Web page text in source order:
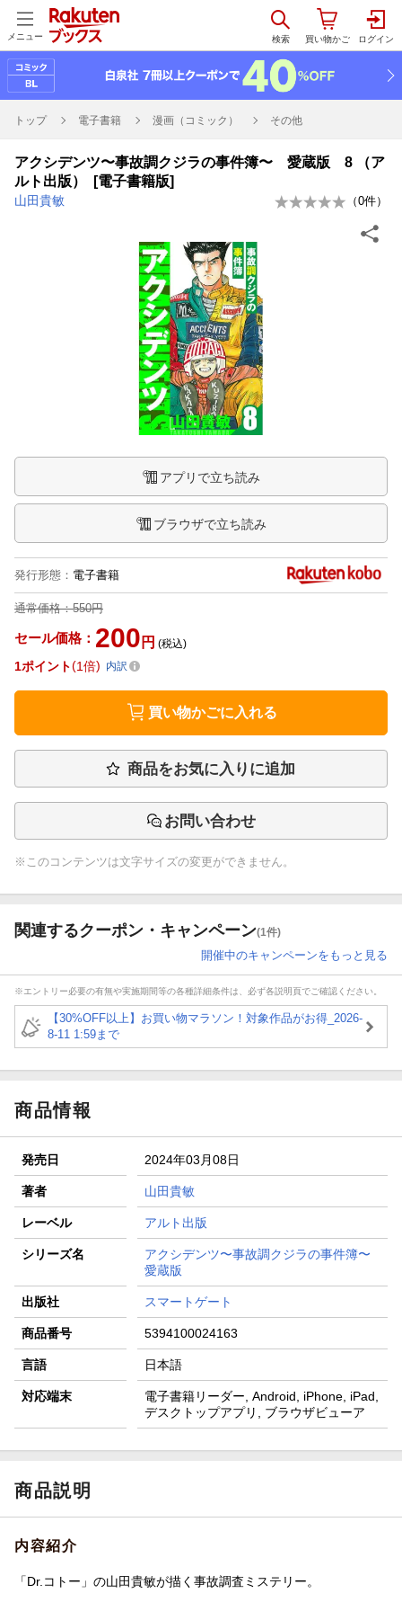
メニュー
トップ 電子書籍 漫画（コミック） その他
アクシデンツ〜事故調クジラの事件簿〜 愛蔵版 8 （ア
ルト出版） [電子書籍版]
山田貴敏 （0件）
アプリで立ち読み
ブラウザで立ち読み
発行形態 ： 電子書籍
通常価格：550円
セール価格： 200 円 (税込)
1ポイント 1倍 内訳
買い物かごに入れる
商品をお気に入りに追加
お問い合わせ
※このコンテンツは文字サイズの変更ができません。
関連するクーポン・キャンペーン(1件)
開催中のキャンペーンをもっと見る
※エントリー必要の有無や実施期間等の各種詳細条件は、必ず各説明頁でご確認ください。
【30%OFF以上】お買い物マラソン！対象作品がお得_2026-
8-11 1:59まで
商品情報
発売日 2024年03月08日
著者 山田貴敏
レーベル アルト出版
シリーズ名
アクシデンツ〜事故調クジラの事件簿〜
愛蔵版
出版社 スマートゲート
商品番号 5394100024163
言語 日本語
対応端末
電子書籍リーダー, Android, iPhone, iPad,
デスクトップアプリ, ブラウザビューア
商品説明
内容紹介
「Dr.コトー」の山田貴敏が描く事故調査ミステリー。